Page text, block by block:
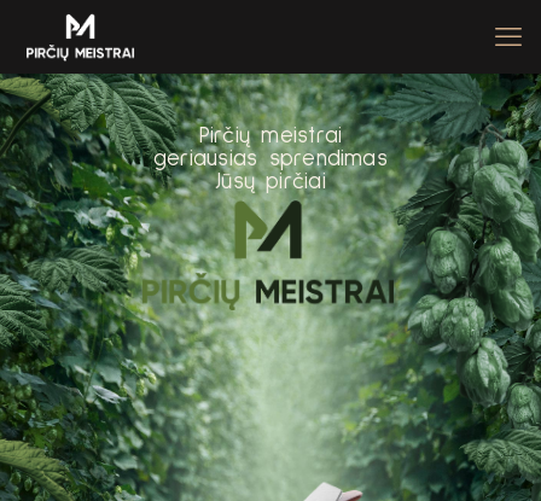
Pirčių meistrai
geriausias sprendimas
Jūsų pirčiai